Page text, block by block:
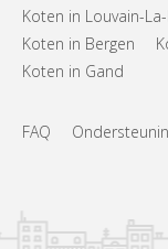
Koten in Louvain-
Koten in Bergen
Koten in Gand
FAQ